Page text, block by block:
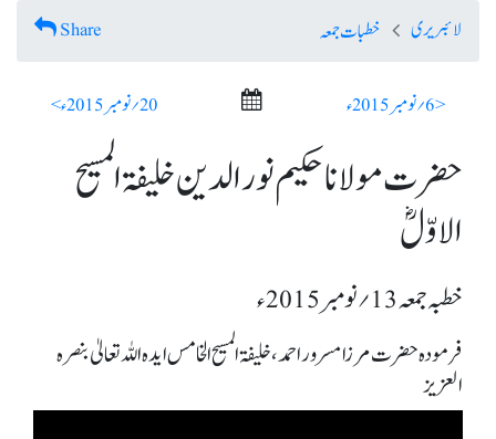
لائبریری خطبات جمعہ Share
< 6؍ نومبر 2015ء 20؍ نومبر 2015ء >
حضرت مولانا حکیم نور الدین خلیفۃ المسیح
الاوّلؓ
خطبہ جمعہ 13؍ نومبر 2015ء
فرمودہ حضرت مرزا مسرور احمد، خلیفۃ المسیح الخامس ایدہ اللہ تعالیٰ بنصرہ
العزیز